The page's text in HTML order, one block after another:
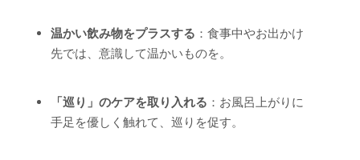
温かい飲み物をプラスする ：食事中やお出かけ
先では、意識して温かいものを。
「巡り」のケアを取り入れる ：お風呂上がりに
手足を優しく触れて、巡りを促す。